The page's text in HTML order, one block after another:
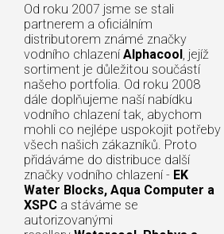
Od roku 2007 jsme se stali
partnerem a oficiálním
distributorem známé značky
vodního chlazení Alphacool, jejíž
sortiment je důležitou součástí
našeho portfolia. Od roku 2008
dále doplňujeme naší nabídku
vodního chlazení tak, abychom
mohli co nejlépe uspokojit potřeby
všech našich zákazníků. Proto
přidáváme do distribuce další
značky vodního chlazení - EK
Water Blocks, Aqua Computer a
XSPC a stáváme se
autorizovanými